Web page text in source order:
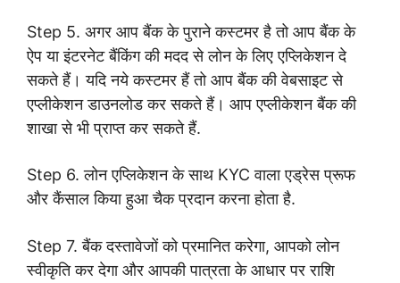
Step 5. अगर आप बैंक के पुराने कस्टमर है तो आप बैंक के
ऐप या इंटरनेट बैंकिंग की मदद से लोन के लिए एप्लिकेशन दे
सकते हैं। यदि नये कस्टमर हैं तो आप बैंक की वेबसाइट से
एप्लीकेशन डाउनलोड कर सकते हैं। आप एप्लीकेशन बैंक की
शाखा से भी प्राप्त कर सकते हैं.
Step 6. लोन एप्लिकेशन के साथ KYC वाला एड्रेस प्रूफ
और कैंसाल किया हुआ चैक प्रदान करना होता है.
Step 7. बैंक दस्तावेजों को प्रमानित करेगा, आपको लोन
स्वीकृति कर देगा और आपकी पात्रता के आधार पर राशि